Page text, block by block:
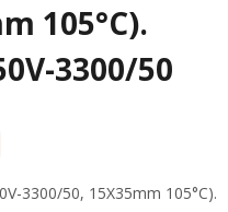
105°C).
3300/50
3300/50, 15X35mm 105°C).